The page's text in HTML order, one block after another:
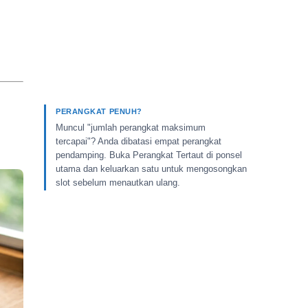
PERANGKAT PENUH?
Muncul "jumlah perangkat maksimum
tercapai"? Anda dibatasi empat perangkat
pendamping. Buka Perangkat Tertaut di ponsel
utama dan keluarkan satu untuk mengosongkan
slot sebelum menautkan ulang.